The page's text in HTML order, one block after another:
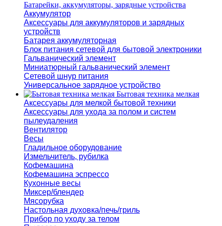
Батарейки, аккумуляторы, зарядные устройства
Аккумулятор
Аксессуары для аккумуляторов и зарядных
устройств
Батарея аккумуляторная
Блок питания сетевой для бытовой электроники
Гальванический элемент
Миниатюрный гальванический элемент
Сетевой шнур питания
Универсальное зарядное устройство
Бытовая техника мелкая
Аксессуары для мелкой бытовой техники
Аксессуары для ухода за полом и систем
пылеудаления
Вентилятор
Весы
Гладильное оборудование
Измельчитель, рубилка
Кофемашина
Кофемашина эспрессо
Кухонные весы
Миксер/блендер
Мясорубка
Настольная духовка/печь/гриль
Прибор по уходу за телом